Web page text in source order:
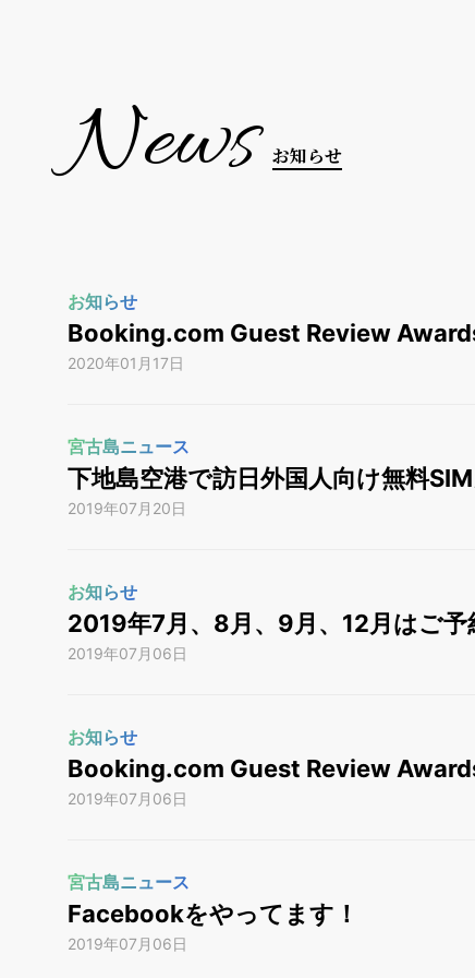
News お知らせ
お知らせ
Booking.com Guest Review
2020年01月17日
宮古島ニュース
下地島空港で訪日外国人向け無料
2019年07月20日
お知らせ
2019年7月、8月、9月、12月はご
2019年07月06日
お知らせ
Booking.com Guest Review
2019年07月06日
宮古島ニュース
Facebookをやってます！
2019年07月06日